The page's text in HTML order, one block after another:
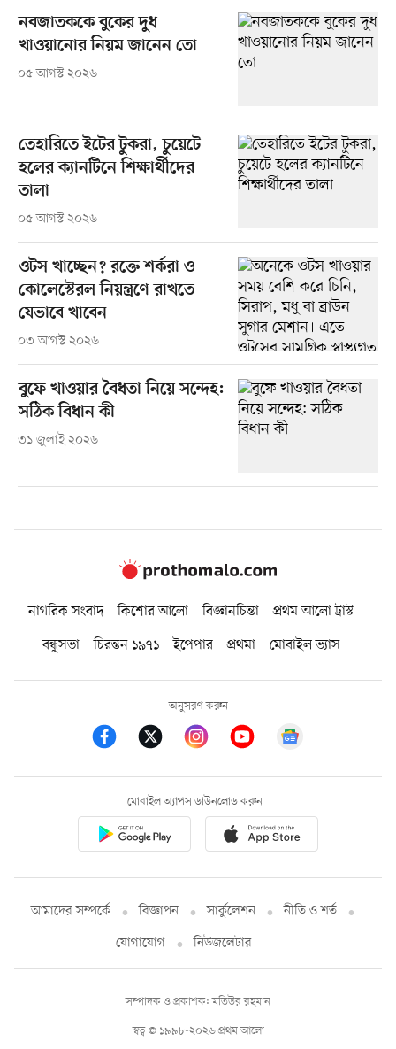
নবজাতককে বুকের দুধ
খাওয়ানোর নিয়ম জানেন তো
০৫ আগস্ট ২০২৬
তেহারিতে ইটের টুকরা, চুয়েটে
হলের ক্যানটিনে শিক্ষার্থীদের
তালা
০৫ আগস্ট ২০২৬
ওটস খাচ্ছেন? রক্তে শর্করা ও
কোলেস্টেরল নিয়ন্ত্রণে রাখতে
যেভাবে খাবেন
০৩ আগস্ট ২০২৬
বুফে খাওয়ার বৈধতা নিয়ে সন্দেহ:
সঠিক বিধান কী
৩১ জুলাই ২০২৬
নাগরিক সংবাদ কিশোর আলো বিজ্ঞানচিন্তা
প্রথম আলো ট্রাস্ট
বন্ধুসভা
চিরন্তন ১৯৭১ ইপেপার প্রথমা মোবাইল ভ্যাস
অনুসরণ করুন
মোবাইল অ্যাপস ডাউনলোড করুন
আমাদের সম্পর্কে বিজ্ঞাপন সার্কুলেশন
নীতি ও শর্ত
যোগাযোগ
নিউজলেটার
স্বত্ব © ১৯৯৮-২০২৬ প্রথম আলো
সম্পাদক ও প্রকাশক: মতিউর রহমান